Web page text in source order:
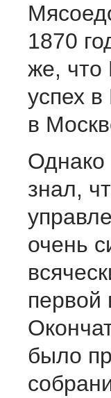
1870
же,
успех в
в
Однако
знал,
очень
первой
было